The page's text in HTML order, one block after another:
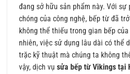
đang sở hữu sản phẩm này. Với sự
chóng của công nghệ, bếp từ đã
không thể thiếu trong gian bếp
nhiên, việc sử dụng lâu dài có thể
trặc kỹ thuật mà chúng ta không
vậy, dịch vụ sửa bếp từ Vikings tại